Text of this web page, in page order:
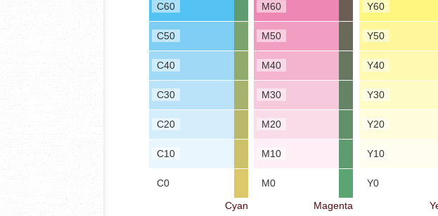
C60
C50
C40
C30
C20
C10
C0
Cyan
M60
M50
M40
M30
M20
M10
M0
Magenta
Y60
Y50
Y40
Y30
Y20
Y10
Y0